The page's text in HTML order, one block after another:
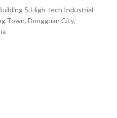
5, High-tech Industrial
Town, Dongguan City,